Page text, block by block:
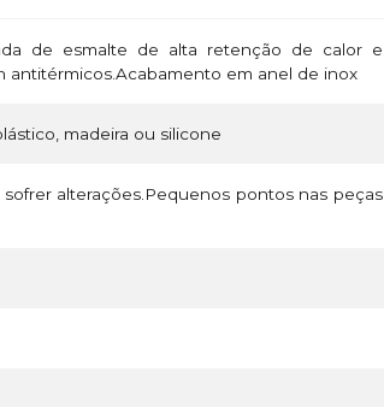
de esmalte de alta retenção de calor e
antitérmicos.Acabamento em anel de inox
madeira ou silicone
alterações.Pequenos pontos nas peças